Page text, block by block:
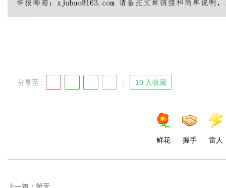
分享至 : 10 人收藏
鲜花 握手 雷人